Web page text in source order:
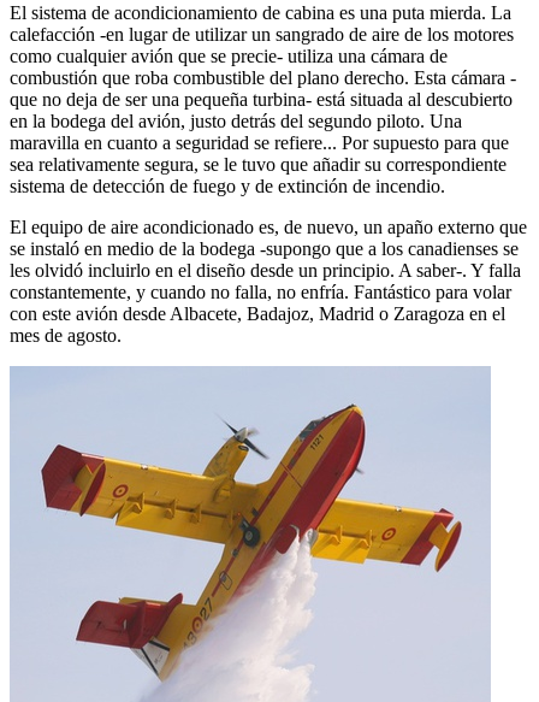
El sistema de acondicionamiento de cabina es una puta mierda. La
calefacción -en lugar de utilizar un sangrado de aire de los motores
como cualquier avión que se precie- utiliza una cámara de
combustión que roba combustible del plano derecho. Esta cámara -
que no deja de ser una pequeña turbina- está situada al descubierto
en la bodega del avión, justo detrás del segundo piloto. Una
maravilla en cuanto a seguridad se refiere... Por supuesto para que
sea relativamente segura, se le tuvo que añadir su correspondiente
sistema de detección de fuego y de extinción de incendio.
El equipo de aire acondicionado es, de nuevo, un apaño externo que
se instaló en medio de la bodega -supongo que a los canadienses se
les olvidó incluirlo en el diseño desde un principio. A saber-. Y falla
constantemente, y cuando no falla, no enfría. Fantástico para volar
con este avión desde Albacete, Badajoz, Madrid o Zaragoza en el
mes de agosto.